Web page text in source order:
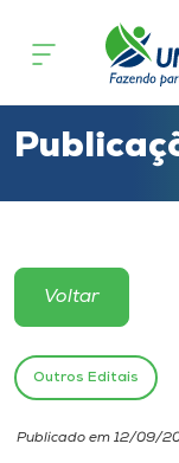
Cursos
Atendimento ao
Portal de Ensino
Unoesc
Voltar
Outros Editais
Publicado em 12/09/